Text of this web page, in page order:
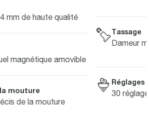
mm de haute qualité
magnétique amovible
mouture
de la mouture
Tassage
Dameur
Réglages
30